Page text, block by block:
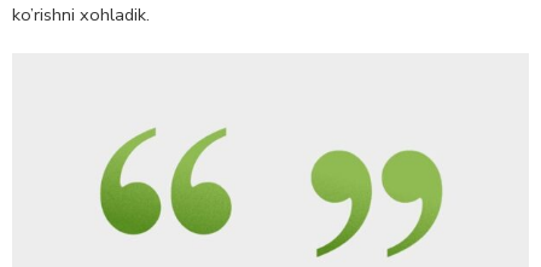
ko’rishni xohladik.